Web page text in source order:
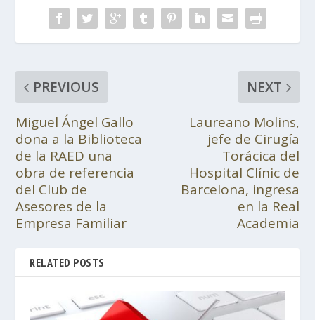
PREVIOUS
Miguel Ángel Gallo
dona a la Biblioteca
de la RAED una
obra de referencia
del Club de
Asesores de la
Empresa Familiar
NEXT
Laureano Molins,
jefe de Cirugía
Torácica del
Hospital Clínic de
Barcelona, ingresa
en la Real
Academia
RELATED POSTS